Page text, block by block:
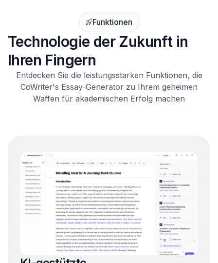
Funktionen
Technologie der Zukunft in
Ihren Fingern
Entdecken Sie die leistungsstarken Funktionen, die
CoWriter's Essay-Generator zu Ihrem geheimen
Waffen für akademischen Erfolg machen